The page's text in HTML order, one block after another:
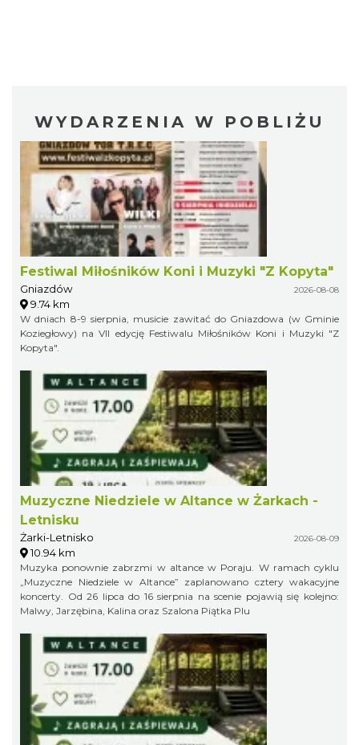
WYDARZENIA W POBLIŻU
Festiwal Miłośników Koni i Muzyki "Z Kopyta"
Gniazdów 2026-08-08
9.74 km
W dniach 8-9 sierpnia, musicie zawitać do Gniazdowa (w Gminie
Koziegłowy) na VII edycję Festiwalu Miłośników Koni i Muzyki "Z
Kopyta".
Muzyczne Niedziele w Altance w Żarkach -
Letnisku
Żarki-Letnisko 2026-08-09
10.94 km
Muzyka ponownie zabrzmi w altance w Poraju. W ramach cyklu
„Muzyczne Niedziele w Altance” zaplanowano cztery wakacyjne
koncerty. Od 26 lipca do 16 sierpnia na scenie pojawią się kolejno:
Malwy, Jarzębina, Kalina oraz Szalona Piątka Plu